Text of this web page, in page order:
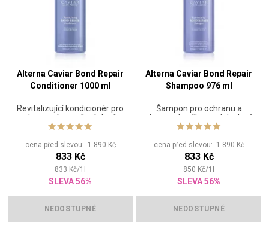
Alterna Caviar Bond Repair
Conditioner 1000 ml
Revitalizující kondicionér pro
obnovení a posílení vlasů
cena před slevou:1 890 Kč
833 Kč
833 Kč/1
SLEVA 56%
NEDOSTUPNÉ
Alterna Caviar Bond Repair
Shampoo 976 ml
Šampon pro ochranu a
obnovení poškozených vlasů
cena před slevou:1 890 Kč
833 Kč
850 Kč/1
SLEVA 56%
NEDOSTUPNÉ